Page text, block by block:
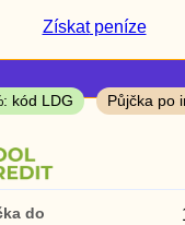
Získatpeníze
kód LDG Půjčka po
do